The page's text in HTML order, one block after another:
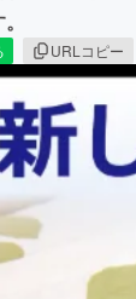
URLコピー